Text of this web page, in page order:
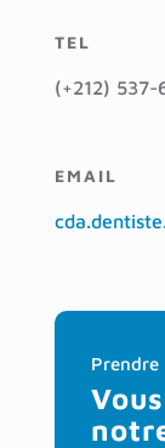
TEL
(+212)
EMAIL
Prendre